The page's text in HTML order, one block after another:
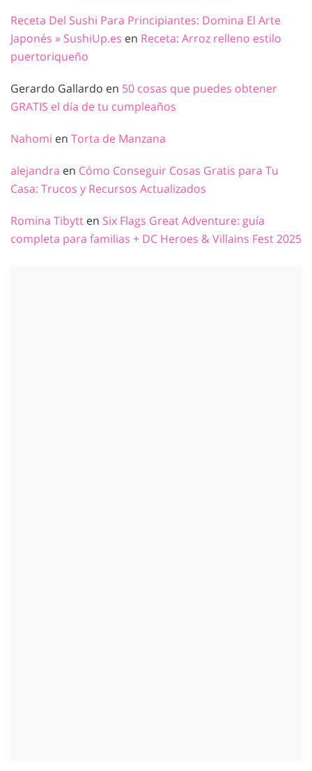
Receta Del Sushi Para Principiantes: Domina El Arte
Japonés » SushiUp.es en Receta: Arroz relleno estilo
puertoriqueño
Gerardo Gallardo en 50 cosas que puedes obtener
GRATIS el día de tu cumpleaños
Nahomi en Torta de Manzana
alejandra en Cómo Conseguir Cosas Gratis para Tu
Casa: Trucos y Recursos Actualizados
Romina Tibytt en Six Flags Great Adventure: guía
completa para familias + DC Heroes & Villains Fest 2025